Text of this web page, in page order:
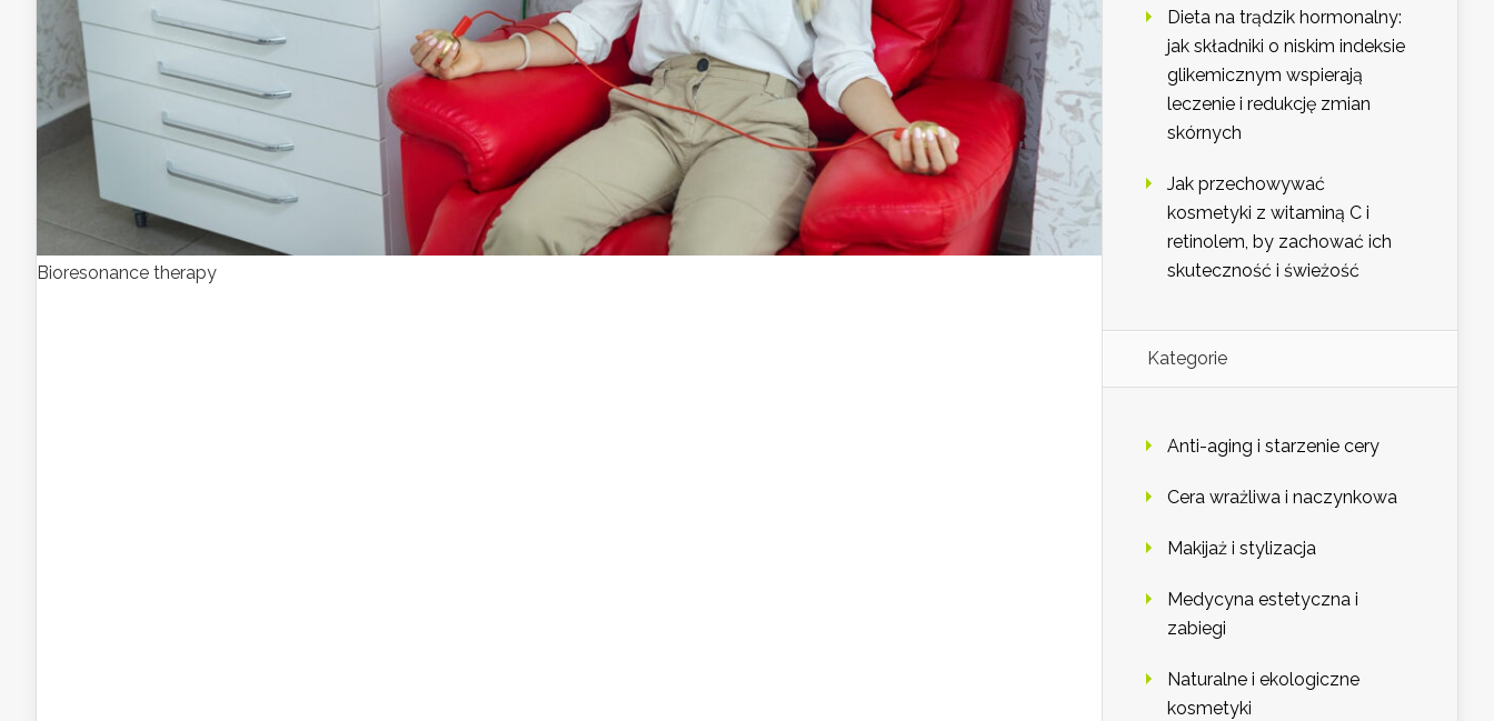
Bioresonance therapy
Dieta na trądzik hormonalny:
jak składniki o niskim indeksie
glikemicznym wspierają
leczenie i redukcję zmian
skórnych
Jak przechowywać
kosmetyki z witaminą C i
retinolem, by zachować ich
skuteczność i świeżość
Kategorie
Anti-aging i starzenie cery
Cera wrażliwa i naczynkowa
Makijaż i stylizacja
Medycyna estetyczna i
zabiegi
Naturalne i ekologiczne
kosmetyki